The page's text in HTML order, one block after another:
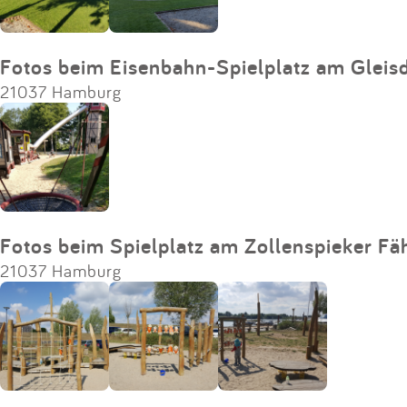
Fotos beim Eisenbahn-Spielplatz am
21037 Hamburg
Fotos beim Spielplatz am Zollenspieker
21037 Hamburg